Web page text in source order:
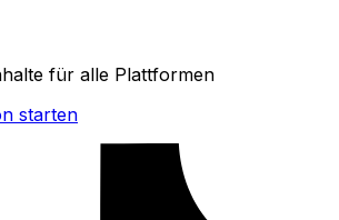
für alle Plattformen
starten